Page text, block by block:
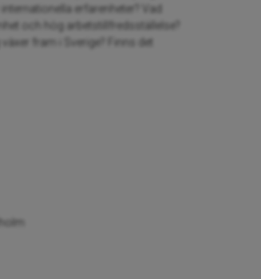
erfarenheter? Vad
och hög arbetstillfredsställelse?
fram i Sverige? Finns det